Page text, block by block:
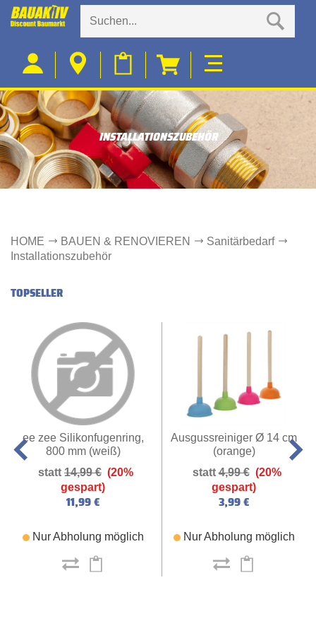
INSTALLATIONSZUBEHÖR
HOME BAUEN & RENOVIEREN
Sanitärbedarf
Installationszubehör
TOPSELLER
ee zee Silikonfugenring,
800 mm (weiß)
14,99 € (20%
gespart)
11,99 €
Nur Abholung möglich
Ausgussreiniger Ø 14 cm
(orange)
4,99 € (20%
gespart)
3,99 €
Nur Abholung möglich